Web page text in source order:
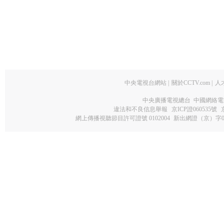
中央電視台網站 關於CCTV.com 人
中央廣播電視總台 中國網絡
違法和不良信息舉報
京ICP證060535號
網上傳播視聽節目許可證號 0102004 新出網證（京）